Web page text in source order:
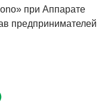
при Аппарате
предпринимателей